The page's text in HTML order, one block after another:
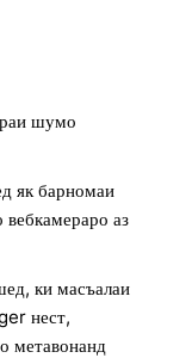
шумо
як барномаи
аз
ки масъалаи
нест,
метавонанд